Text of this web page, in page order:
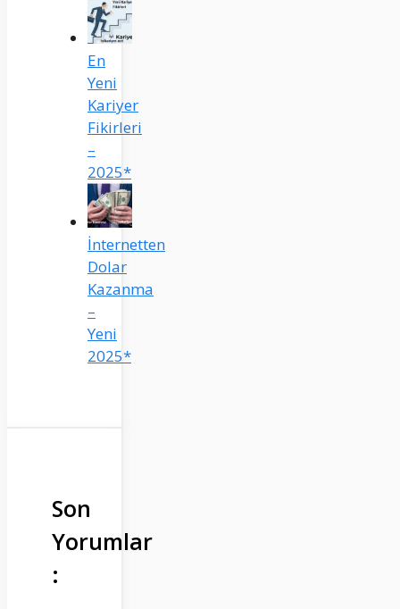
En
Yeni
Kariyer
Fikirleri
–
2025*
İnternetten
Dolar
Kazanma
–
Yeni
2025*
Son
Yorumlar
: